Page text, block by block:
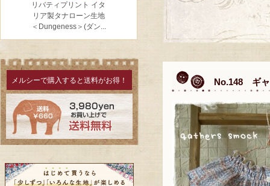
メルシーで購入すると送料がお得！ No.148 ギャ